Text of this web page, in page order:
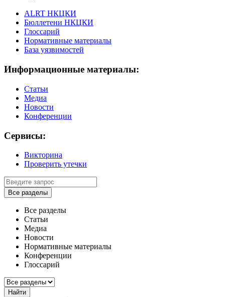
ALRT НКЦКИ
Бюллетени НКЦКИ
Глоссарий
Нормативные материалы
База уязвимостей
Информационные материалы:
Статьи
Медиа
Новости
Конференции
Сервисы:
Викторина
Проверить утечки
Все разделы
Все разделы
Статьи
Медиа
Новости
Нормативные материалы
Конференции
Глоссарий
Найти